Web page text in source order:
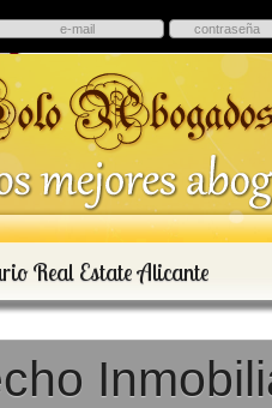
Real Estate Alicante